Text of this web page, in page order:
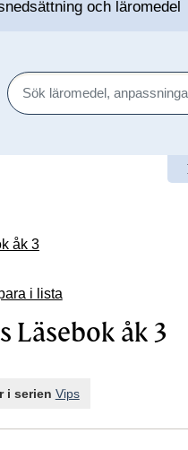
och läromedel
Sök
åk 3
i lista
Läsebok åk 3
i serien Vips